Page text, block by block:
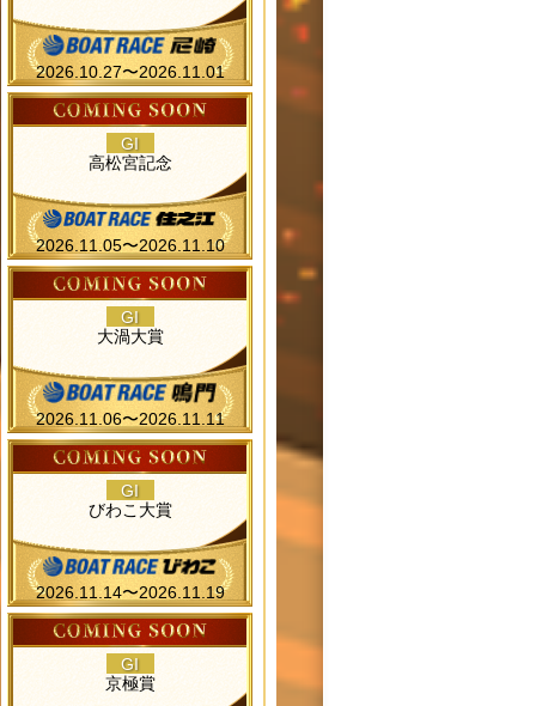
2026.10.27〜2026.11.01
GI
高松宮記念
2026.11.05〜2026.11.10
GI
大渦大賞
2026.11.06〜2026.11.11
GI
びわこ大賞
2026.11.14〜2026.11.19
GI
京極賞